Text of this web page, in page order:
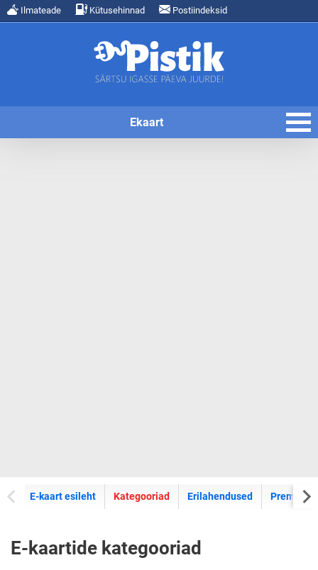
Ilmateade Kütusehinnad Postiindeksid
Ekaart
E-kaart esileht E-kaartide
Kategooriad Erilahendused Premium
E-kaartide kategooriad